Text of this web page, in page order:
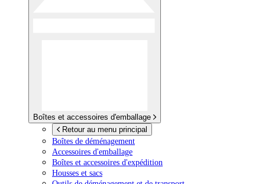
Boîtes et accessoires d'emballage
Retour au menu principal
Boîtes de déménagement
Accessoires d'emballage
Boîtes et accessoires d'expédition
Housses et sacs